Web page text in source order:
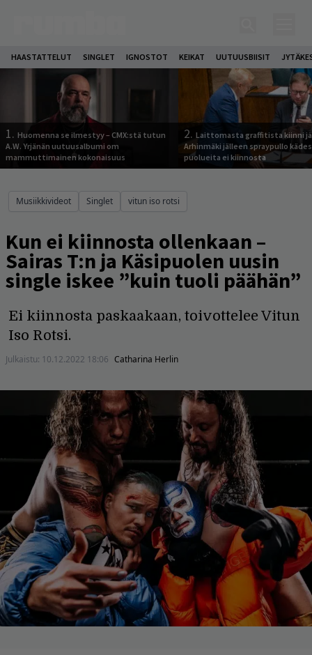
HAASTATTELUT SINGLET IGNOSTOT KEIKAT UUTUUSBIISIT
1. Huomenna se ilmestyy – CMX:stä tutun
A.W. Yrjänän uutuusalbumi om
mammuttimainen kokonaisuus
2. Laittomasta graffitista kiinni
Arhinmäki jälleen spraypullo
puolueita ei kiinnosta
Musiikkivideot Singlet vitun iso rotsi
Kun ei kiinnosta ollenkaan –
Sairas T:n ja Käsipuolen uusin
single iskee ”kuin tuoli päähän”
Ei kiinnosta paskaakaan, toivottelee Vitun
Iso Rotsi.
Julkaistu: 10.12.2022 18:06 Catharina Herlin